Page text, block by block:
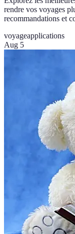
rendre vos voyages
recommandations et
voyageapplications
Aug 5